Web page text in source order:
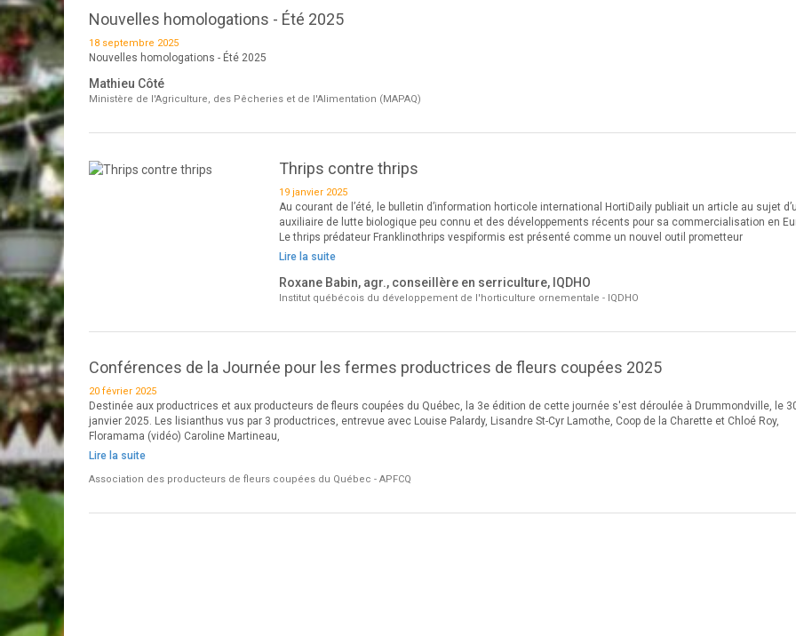
Nouvelles homologations - Été 2025
18 septembre 2025
Nouvelles homologations - Été 2025
Mathieu Côté
Ministère de l'Agriculture, des Pêcheries et de l'Alimentation (MAPAQ)
Thrips contre thrips
19 janvier 2025
Au courant de l’été, le bulletin d’information horticole international HortiDaily publiait un article au sujet
auxiliaire de lutte biologique peu connu et des développements récents pour sa commercialisation en
Le thrips prédateur Franklinothrips vespiformis est présenté comme un nouvel outil prometteur
Lire la suite
Roxane Babin, agr., conseillère en serriculture, IQDHO
Institut québécois du développement de l'horticulture ornementale - IQDHO
Conférences de la Journée pour les fermes productrices de fleurs coupées 2025
20 février 2025
Destinée aux productrices et aux producteurs de fleurs coupées du Québec, la 3e édition de cette journée s'est déroulée à Drummondville, le
janvier 2025. Les lisianthus vus par 3 productrices, entrevue avec Louise Palardy, Lisandre St-Cyr Lamothe, Coop de la Charette et Chloé Roy,
Floramama (vidéo) Caroline Martineau,
Lire la suite
Association des producteurs de fleurs coupées du Québec - APFCQ